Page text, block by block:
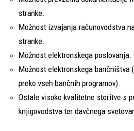
stranke.
Možnost izvajanja računovodstva
stranke.
Možnost elektronskega poslovanja.
Možnost elektronskega bančništva
preko vseh bančnih programov).
Ostale visoko kvalitetne storitve s
knjigovodstva ter davčnega